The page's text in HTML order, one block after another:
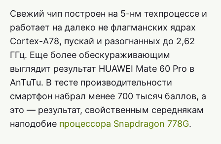
Свежий чип построен на 5-нм техпроцессе и
работает на далеко не флагманских ядрах
Cortex-A78, пускай и разогнанных до 2,62
ГГц. Еще более обескураживающим
выглядит результат HUAWEI Mate 60 Pro в
AnTuTu. В тесте производительности
смартфон набрал менее 700 тысяч баллов, а
это — результат, свойственным середнякам
наподобие процессора Snapdragon 778G.